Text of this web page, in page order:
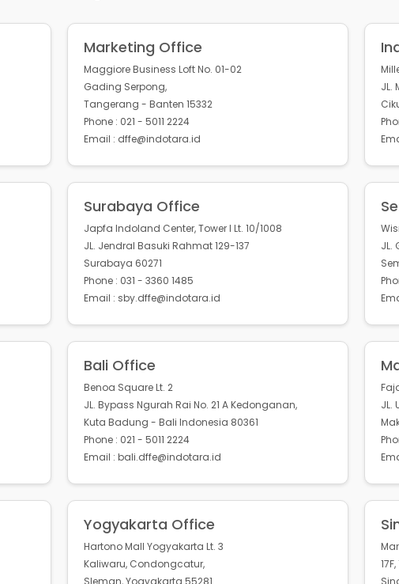
Marketing Office
Maggiore Business Loft No. 01-02
Gading Serpong,
Tangerang - Banten 15332
Phone : 021 - 5011 2224
Email : dffe@indotara.id
JL.
Surabaya Office
Japfa Indoland Center, Tower I Lt. 10/1008
JL. Jendral Basuki Rahmat 129-137
Surabaya 60271
Phone : 031 - 3360 1485
Email : sby.dffe@indotara.id
JL.
Bali Office
Benoa Square Lt. 2
JL. Bypass Ngurah Rai No. 21 A Kedonganan,
Kuta Badung - Bali Indonesia 80361
Phone : 021 - 5011 2224
Email : bali.dffe@indotara.id
JL.
Yogyakarta Office
Hartono Mall Yogyakarta Lt. 3
Kaliwaru, Condongcatur,
Sleman, Yogyakarta 55281